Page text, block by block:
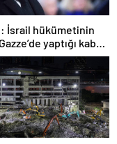
İsrail hükümetinin
yaptığı kabul